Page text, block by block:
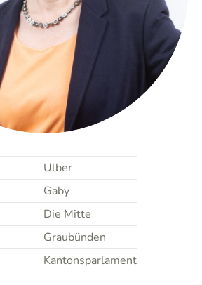
Ulber
Gaby
Die Mitte
Graubünden
Kantonsparlament